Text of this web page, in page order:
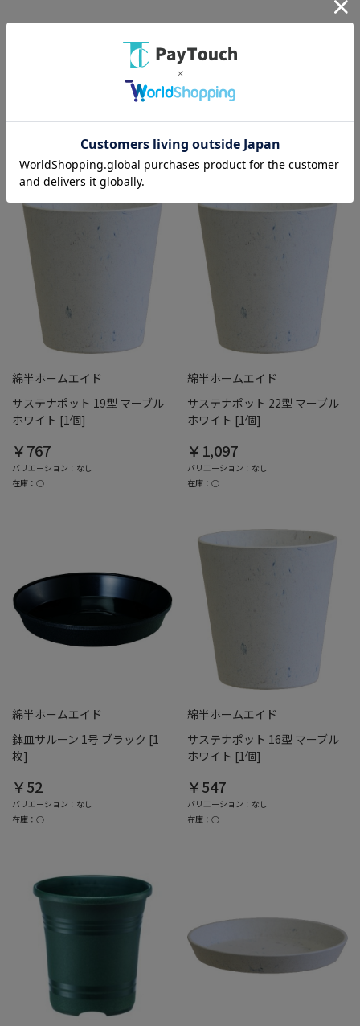
鉢皿サルーン 1号 ホワイト [1
在庫：○
綿半ホームエイド
サステナポット 19型 マーブル
ホワイト [1個]
￥767
バリエーション：なし
在庫：○
綿半ホームエイド
サステナポット 22型 マーブル
ホワイト [1個]
￥1,097
バリエーション：なし
在庫：○
綿半ホームエイド
鉢皿サルーン 1号 ブラック [1
枚]
￥52
バリエーション：なし
在庫：○
綿半ホームエイド
サステナポット 16型 マーブル
ホワイト [1個]
￥547
バリエーション：なし
在庫：○